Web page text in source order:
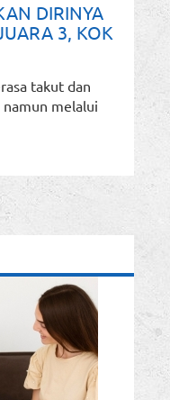
DIRINYA
3, KOK
takut dan
melalui